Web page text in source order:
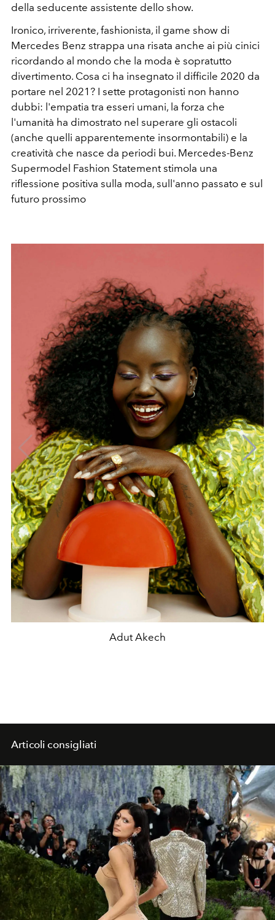
della seducente assistente dello show.
Ironico, irriverente, fashionista, il game show di
Mercedes Benz strappa una risata anche ai più cinici
ricordando al mondo che la moda è sopratutto
divertimento. Cosa ci ha insegnato il difficile 2020 da
portare nel 2021? I sette protagonisti non hanno
dubbi: l'empatia tra esseri umani, la forza che
l'umanità ha dimostrato nel superare gli ostacoli
(anche quelli apparentemente insormontabili) e la
creatività che nasce da periodi bui. Mercedes-Benz
Supermodel Fashion Statement stimola una
riflessione positiva sulla moda, sull'anno passato e sul
futuro prossimo
Adut Akech
Articoli consigliati